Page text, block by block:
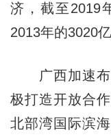
济，截至2019
2013年的3020
广西加速布
极打造开放合
北部湾国际滨